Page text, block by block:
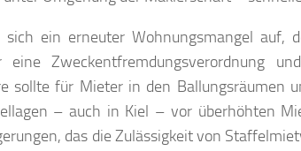
ein erneuter Wohnungsmangel auf,
Zweckentfremdungsverordnung
sollte für Mieter in den Ballungsräumen
– auch in Kiel – vor überhöhten
das die Zulässigkeit von